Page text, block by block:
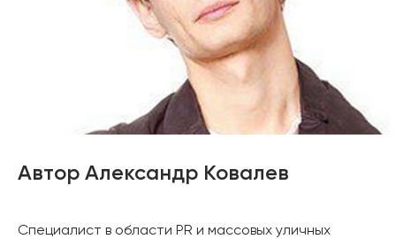
Автор Александр Ковалев
Специалист в области PR и массовых уличных